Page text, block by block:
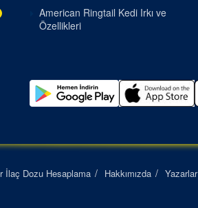
American Ringtail Kedi Irkı ve
Özellikleri
İlaç Dozu Hesaplama Hakkımızda Yazarlar